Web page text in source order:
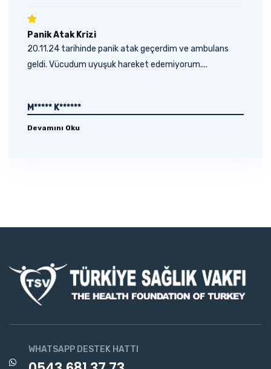
Panik Atak Krizi
20.11.24 tarihinde panik atak geçerdim ve ambulans
geldi. Vücudum uyuşuk hareket edemiyorum....
M***** K******
Devamını Oku
WHATSAPP DESTEK HATTI